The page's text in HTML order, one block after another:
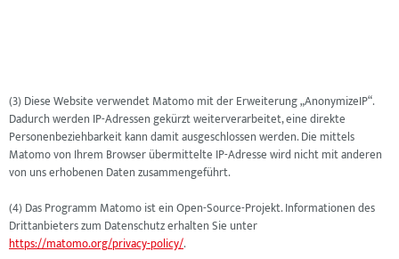
(3) Diese Website verwendet Matomo mit der Erweiterung „AnonymizeIP“.
Dadurch werden IP-Adressen gekürzt weiterverarbeitet, eine direkte
Personenbeziehbarkeit kann damit ausgeschlossen werden. Die mittels
Matomo von Ihrem Browser übermittelte IP-Adresse wird nicht mit anderen
von uns erhobenen Daten zusammengeführt.
(4) Das Programm Matomo ist ein Open-Source-Projekt. Informationen des
Drittanbieters zum Datenschutz erhalten Sie unter
https://matomo.org/privacy-policy/.